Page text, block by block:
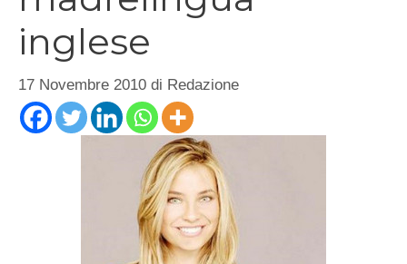
inglese
17 Novembre 2010 di Redazione